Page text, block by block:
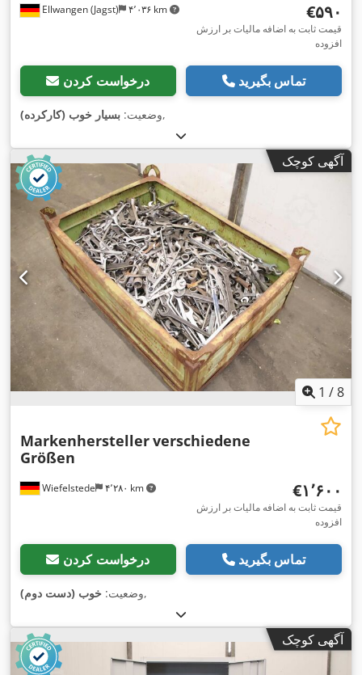
Ellwangen (Jagst) ۴٬۰۳۶ km ‎€۵۹۰
قیمت ثابت به اضافه مالیات بر ارزش
افزوده
درخواست کردن تماس بگیرید
وضعیت: بسیار خوب (کارکرده) ,
آگهی کوچک
1 /8
Wiefelstede ۴٬۲۸۰ km
Markenherstellerverschiedene
Größen
‎€۱٬۶۰۰
قیمت ثابت به اضافه مالیات بر ارزش
افزوده
درخواست کردن تماس بگیرید
وضعیت: خوب (دست دوم) ,
آگهی کوچک